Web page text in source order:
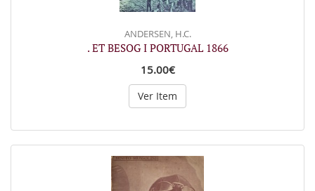
ANDERSEN, H.C.
. ET BESOG I PORTUGAL 1866
15.00€
Ver Item